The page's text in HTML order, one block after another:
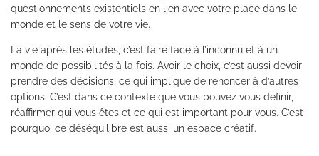
questionnements existentiels en lien avec votre place dans le
monde et le sens de votre vie.
La vie après les études, c’est faire face à l’inconnu et à un
monde de possibilités à la fois. Avoir le choix, c’est aussi devoir
prendre des décisions, ce qui implique de renoncer à d’autres
options. C’est dans ce contexte que vous pouvez vous définir,
réaffirmer qui vous êtes et ce qui est important pour vous. C’est
pourquoi ce déséquilibre est aussi un espace créatif.